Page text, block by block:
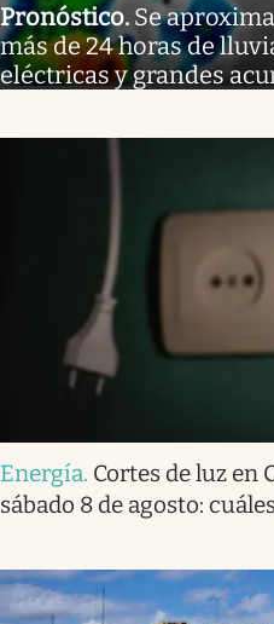
Pronóstico. Se
más de 24 horas de
eléctricas y grandes
Energía. Cortes de luz en
sábado 8 de agosto: